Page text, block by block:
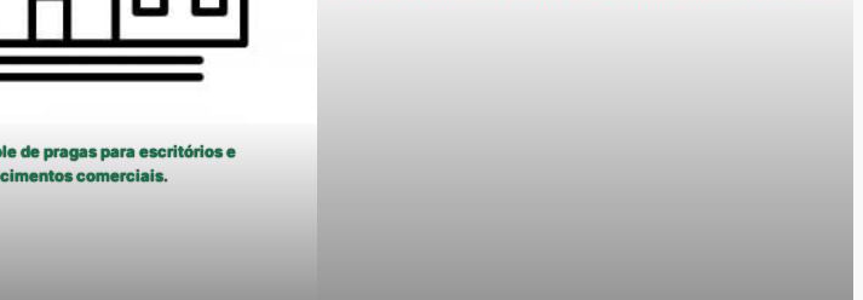
de pragas para escritórios e
comerciais.